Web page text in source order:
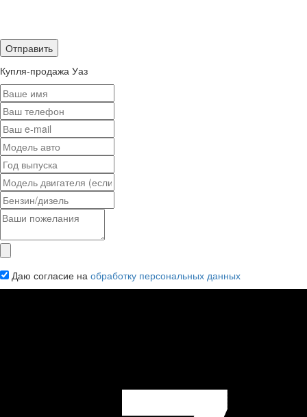
Купля-продажа Уаз
Даю согласие на обработку персональных данных